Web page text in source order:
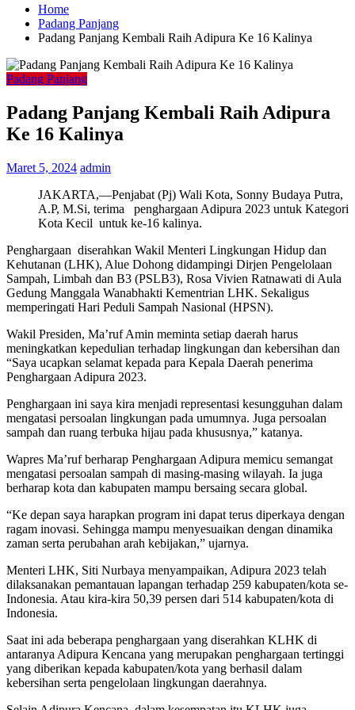
Home
Padang Panjang
Padang Panjang Kembali Raih Adipura Ke 16 Kalinya
Padang Panjang
Padang Panjang Kembali Raih Adipura
Ke 16 Kalinya
Maret 5, 2024 admin
JAKARTA,—Penjabat (Pj) Wali Kota, Sonny Budaya Putra,
A.P, M.Si, terima penghargaan Adipura 2023 untuk Kategori
Kota Kecil untuk ke-16 kalinya.
Penghargaan diserahkan Wakil Menteri Lingkungan Hidup dan
Kehutanan (LHK), Alue Dohong didampingi Dirjen Pengelolaan
Sampah, Limbah dan B3 (PSLB3), Rosa Vivien Ratnawati di Aula
Gedung Manggala Wanabhakti Kementrian LHK. Sekaligus
memperingati Hari Peduli Sampah Nasional (HPSN).
Wakil Presiden, Ma’ruf Amin meminta setiap daerah harus
meningkatkan kepedulian terhadap lingkungan dan kebersihan dan
“Saya ucapkan selamat kepada para Kepala Daerah penerima
Penghargaan Adipura 2023.
Penghargaan ini saya kira menjadi representasi kesungguhan dalam
mengatasi persoalan lingkungan pada umumnya. Juga persoalan
sampah dan ruang terbuka hijau pada khususnya,” katanya.
Wapres Ma’ruf berharap Penghargaan Adipura memicu semangat
mengatasi persoalan sampah di masing-masing wilayah. Ia juga
berharap kota dan kabupaten mampu bersaing secara global.
“Ke depan saya harapkan program ini dapat terus diperkaya dengan
ragam inovasi. Sehingga mampu menyesuaikan dengan dinamika
zaman serta perubahan arah kebijakan,” ujarnya.
Menteri LHK, Siti Nurbaya menyampaikan, Adipura 2023 telah
dilaksanakan pemantauan lapangan terhadap 259 kabupaten/kota se-
Indonesia. Atau kira-kira 50,39 persen dari 514 kabupaten/kota di
Indonesia.
Saat ini ada beberapa penghargaan yang diserahkan KLHK di
antaranya Adipura Kencana yang merupakan penghargaan tertinggi
yang diberikan kepada kabupaten/kota yang berhasil dalam
kebersihan serta pengelolaan lingkungan daerahnya.